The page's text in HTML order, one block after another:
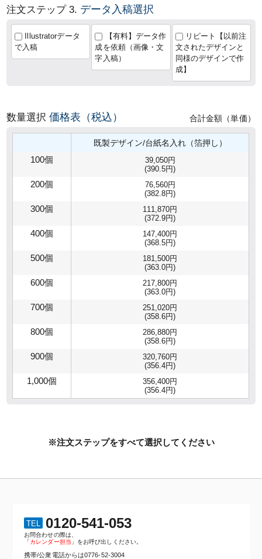
注文ステップ 3. データ入稿選択
Illustratorデータ
で入稿
【有料】データ作
成を依頼（画像・文
字入稿）
リピート【以前注
文されたデザインと
同様のデザインで作
成】
数量選択価格表（税込） 合計金額（単価）
既製デザイン/台紙名入れ（箔押し）
100個
39,050円
(390.5円)
200個
76,560円
(382.8円)
300個
111,870円
(372.9円)
400個
147,400円
(368.5円)
500個
181,500円
(363.0円)
600個
217,800円
(363.0円)
700個
251,020円
(358.6円)
800個
286,880円
(358.6円)
900個
320,760円
(356.4円)
1,000個
356,400円
(356.4円)
※注文ステップをすべて選択してください
TEL 0120-541-053
お問合わせの際は、
「カレンダー担当 」をお呼び出しください。
携帯/公衆電話からは0776-52-3004